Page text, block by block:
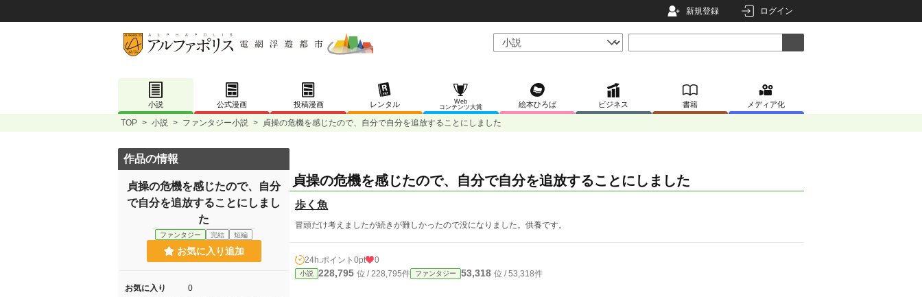
新規登録 ログイン
小説 公式漫画 投稿漫画 レンタル
Web
コンテンツ大賞
絵本ひろば ビジネス 書籍 メディア化
TOP > 小説 > ファンタジー小説 > 貞操の危機を感じたので、自分で自分を追放することにしました
貞操の危機を感じたので、自分で自分を追放することにしました
歩く魚
冒頭だけ考えましたが続きが難しかったので没になりました。供養です。
24h.ポイント 0pt 0
小説 228,795 位 / 228,795件 ファンタジー 53,318 位 / 53,318件
作品の情報
貞操の危機を感じたので、自分
で自分を追放することにしまし
た
ファンタジー 完結 短編
お気に入り追加
お気に入り 0